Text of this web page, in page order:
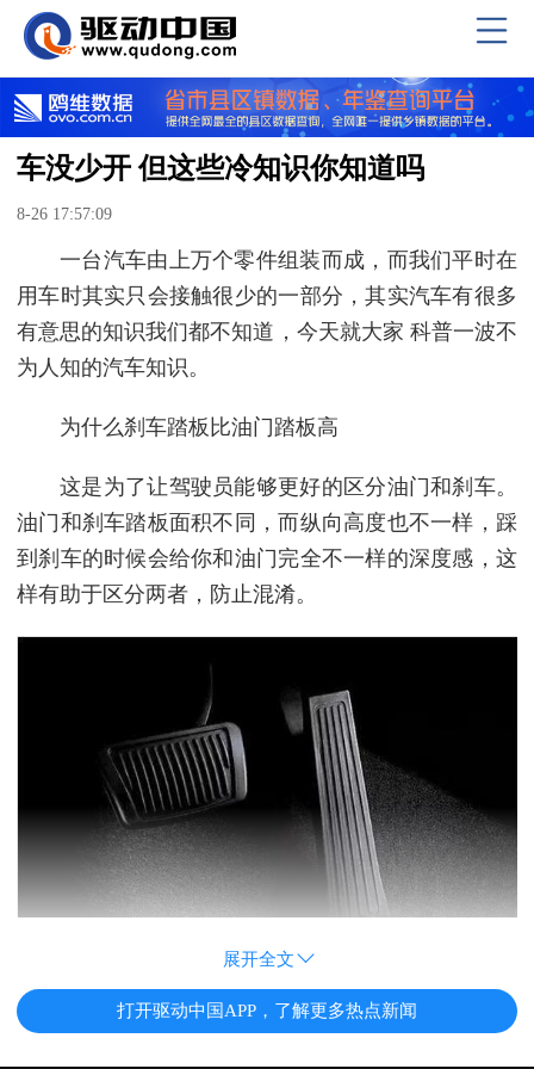
车没少开 但这些冷知识你知道吗
8-26 17:57:09
一台汽车由上万个零件组装而成，而我们平时在
用车时其实只会接触很少的一部分，其实汽车有很多
有意思的知识我们都不知道，今天就大家 科普一波不
为人知的汽车知识。
为什么刹车踏板比油门踏板高
这是为了让驾驶员能够更好的区分油门和刹车。
油门和刹车踏板面积不同，而纵向高度也不一样，踩
到刹车的时候会给你和油门完全不一样的深度感，这
样有助于区分两者，防止混淆。
展开全文
打开驱动中国APP，了解更多热点新闻